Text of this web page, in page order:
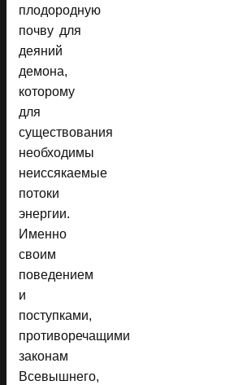
плодородную
почву для
деяний
демона,
которому
для
существования
необходимы
неиссякаемые
потоки
энергии.
Именно
своим
поведением
и
поступками,
противоречащими
законам
Всевышнего,